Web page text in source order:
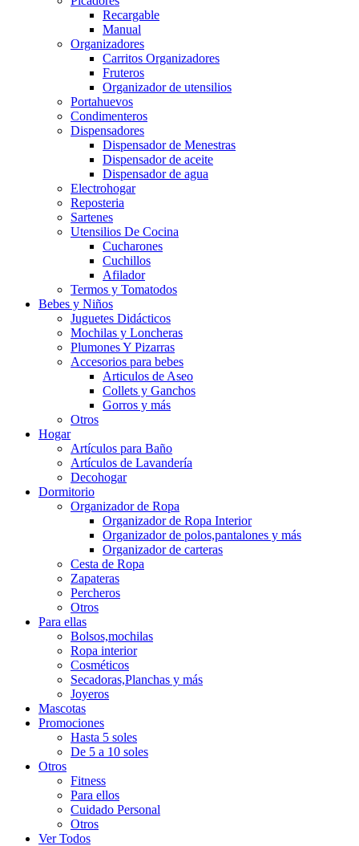
Recargable
Manual
Organizadores
Carritos Organizadores
Fruteros
Organizador de utensilios
Portahuevos
Condimenteros
Dispensadores
Dispensador de Menestras
Dispensador de aceite
Dispensador de agua
Electrohogar
Reposteria
Sartenes
Utensilios De Cocina
Cucharones
Cuchillos
Afilador
Termos y Tomatodos
Bebes y Niños
Juguetes Didácticos
Mochilas y Loncheras
Plumones Y Pizarras
Accesorios para bebes
Articulos de Aseo
Collets y Ganchos
Gorros y más
Otros
Hogar
Artículos para Baño
Artículos de Lavandería
Decohogar
Dormitorio
Organizador de Ropa
Organizador de Ropa Interior
Organizador de polos,pantalones y más
Organizador de carteras
Cesta de Ropa
Zapateras
Percheros
Otros
Para ellas
Bolsos,mochilas
Ropa interior
Cosméticos
Secadoras,Planchas y más
Joyeros
Mascotas
Promociones
Hasta 5 soles
De 5 a 10 soles
Otros
Fitness
Para ellos
Cuidado Personal
Otros
Ver Todos